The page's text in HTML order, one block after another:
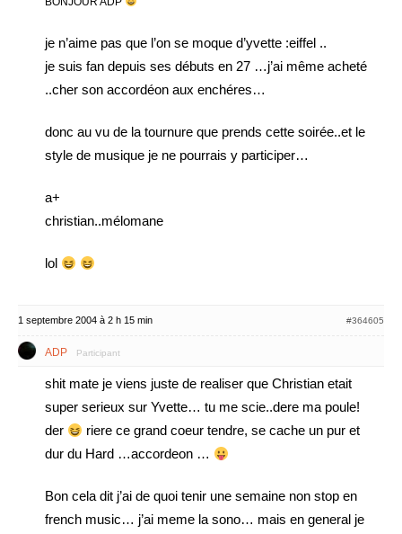
je n’aime pas que l’on se moque d’yvette :eiffel ..
je suis fan depuis ses débuts en 27 …j’ai même acheté
..cher son accordéon aux enchéres…
donc au vu de la tournure que prends cette soirée..et le
style de musique je ne pourrais y participer…
a+
christian..mélomane
lol
1 septembre 2004 à 2 h 15 min #364605
ADP Participant
shit mate je viens juste de realiser que Christian etait
super serieux sur Yvette… tu me scie..dere ma poule!
der
riere ce grand coeur tendre, se cache un pur et
dur du Hard …accordeon …
Bon cela dit j’ai de quoi tenir une semaine non stop en
french music… j’ai meme la sono… mais en general je